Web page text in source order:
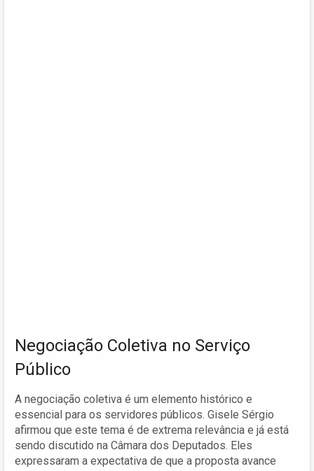
Negociação Coletiva no Serviço
Público
A negociação coletiva é um elemento histórico e
essencial para os servidores públicos. Gisele Sérgio
afirmou que este tema é de extrema relevância e já está
sendo discutido na Câmara dos Deputados. Eles
expressaram a expectativa de que a proposta avance